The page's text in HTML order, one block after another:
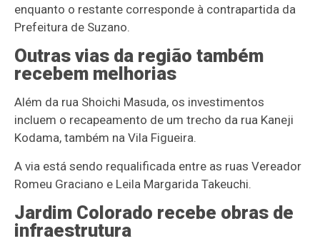
enquanto o restante corresponde à contrapartida da
Prefeitura de Suzano.
Outras vias da região também
recebem melhorias
Além da rua Shoichi Masuda, os investimentos
incluem o recapeamento de um trecho da rua Kaneji
Kodama, também na Vila Figueira.
A via está sendo requalificada entre as ruas Vereador
Romeu Graciano e Leila Margarida Takeuchi.
Jardim Colorado recebe obras de
infraestrutura